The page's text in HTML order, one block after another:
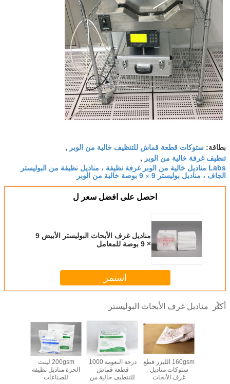
بطاقة: ستوكات قطعة قماش للتنظيف خالية من الوبر ,
تنظيف غرفة خالية من الوبر ,
Labs مناديل خالية من الوبر غرفة نظيفة ، مناديل نظيفة من البوليستر
الجاف ، مناديل بوليستر 9 × 9 بوصة خالية من الوبر
احصل على افضل سعر ل
مناديل غرف الأبحاث البوليستر الأبيض 9
× 9 بوصة للمعامل
استمر
أكثر مناديل غرف الأبحاث البوليستر
200gsm لينت
الحرة مناديل نظيفة
للصناعات
درجة النعومة 1000
قطعة قماش
للتنظيف خالية من
160gsm الليزر قطع
ستوكات مناديل
غرف الأبحاث